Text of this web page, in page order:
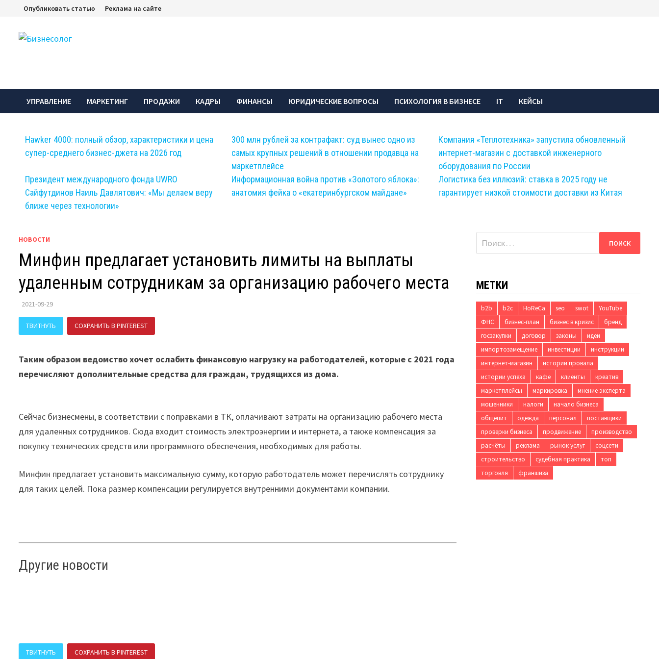
Перейти
содержимому
Опубликовать статью Реклама на сайте
УПРАВЛЕНИЕ МАРКЕТИНГ ПРОДАЖИ КАДРЫ ФИНАНСЫ ЮРИДИЧЕСКИЕ ВОПРОСЫ ПСИХОЛОГИЯ В БИЗНЕСЕ IT КЕЙСЫ
Hawker 4000: полный обзор, характеристики и цена
супер-среднего бизнес-джета на 2026 год
300 млн рублей за контрафакт: суд вынес одно из
самых крупных решений в отношении продавца на
маркетплейсе
Компания «Теплотехника» запустила обновленный
интернет-магазин с доставкой инженерного
оборудования по России
Президент международного фонда UWRO
Сайфутдинов Наиль Давлятович: «Мы делаем веру
ближе через технологии»
Информационная война против «Золотого яблока»:
анатомия фейка о «екатеринбургском майдане»
Логистика без иллюзий: ставка в 2025 году не
гарантирует низкой стоимости доставки из Китая
НОВОСТИ
Минфин предлагает установить лимиты на выплаты
удаленным сотрудникам за организацию рабочего места
2021-09-29
ТВИТНУТЬ СОХРАНИТЬ В PINTEREST
Таким образом ведомство хочет ослабить финансовую нагрузку на работодателей, которые с 2021 года
перечисляют дополнительные средства для граждан, трудящихся из дома.
Сейчас бизнесмены, в соответствии с поправками в ТК, оплачивают затраты на организацию рабочего места
для удаленных сотрудников. Сюда входит стоимость электроэнергии и интернета, а также компенсация за
покупку технических средств или программного обеспечения, необходимых для работы.
Минфин предлагает установить максимальную сумму, которую работодатель может перечислять сотруднику
для таких целей. Пока размер компенсации регулируется внутренними документами компании.
Другие новости
ТВИТНУТЬ СОХРАНИТЬ В PINTEREST
Найти:
МЕТКИ
b2b b2c HoReCa seo swot
YouTube
ФНС
бизнес-план бизнес в кризис
бренд
госзакупки
договор законы
идеи
импортозамещение
инвестиции
инструкции
интернет-магазин
истории провала
истории успеха
кафе клиенты
креатив
маркетплейсы
маркировка
мнение эксперта
мошенники
налоги
начало бизнеса
общепит
одежда персонал
поставщики
проверки бизнеса
продвижение
производство
расчёты
реклама рынок услуг
соцсети
строительство
судебная практика
топ
торговля
франшиза